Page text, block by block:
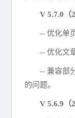
V 5.7.0（
-- 优化单
-- 优化文
-- 兼容部
的问题。
V 5.6.9（